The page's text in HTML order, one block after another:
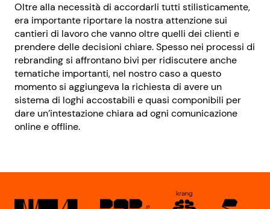
Oltre alla necessità di accordarli tutti stilisticamente,
era importante riportare la nostra attenzione sui
cantieri di lavoro che vanno oltre quelli dei clienti e
prendere delle decisioni chiare. Spesso nei processi di
rebranding si affrontano bivi per ridiscutere anche
tematiche importanti, nel nostro caso a questo
momento si aggiungeva la richiesta di avere un
sistema di loghi accostabili e quasi componibili per
dare un’intestazione chiara ad ogni comunicazione
online e offline.